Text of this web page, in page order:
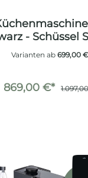
- Schüssel
Varianten ab 699,00
869,00 €*